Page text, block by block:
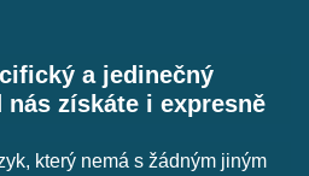
a jedinečný
nás získáte i expresně
který nemá s žádným jiným